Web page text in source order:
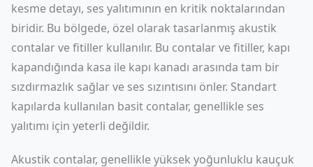
kesme detayı, ses yalıtımının en kritik noktalarından
biridir. Bu bölgede, özel olarak tasarlanmış akustik
contalar ve fitiller kullanılır. Bu contalar ve fitiller, kapı
kapandığında kasa ile kapı kanadı arasında tam bir
sızdırmazlık sağlar ve ses sızıntısını önler. Standart
kapılarda kullanılan basit contalar, genellikle ses
yalıtımı için yeterli değildir.
Akustik contalar, genellikle yüksek yoğunluklu kauçuk